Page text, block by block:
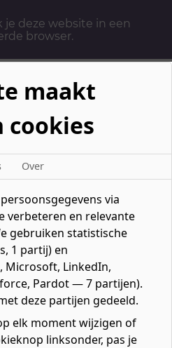
deze website in een
browser.
maakt
cookies
Over
via
verbeteren en relevante
gebruiken statistische
1 partij) en
Microsoft, LinkedIn,
Pardot — 7 partijen).
deze partijen gedeeld.
elk moment wijzigen of
linksonder, pas je